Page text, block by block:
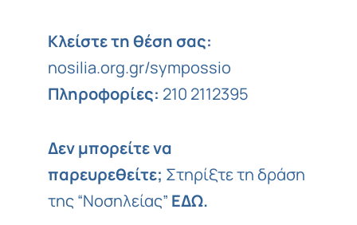
Κλείστε τη θέση σας:
nosilia.org.gr/sympossio
Πληροφορίες: 210 2112395
Δεν μπορείτε να
παρευρεθείτε; Στηρίξτε τη δράση
της “Νοσηλείας” ΕΔΩ.